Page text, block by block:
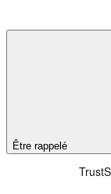
Être rappelé